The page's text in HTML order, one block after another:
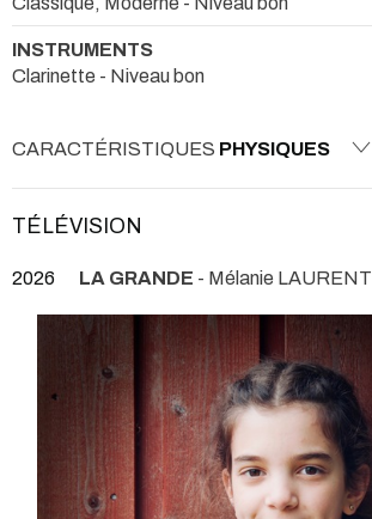
INSTRUMENTS
Clarinette - Niveau bon
CARACTÉRISTIQUES PHYSIQUES
TÉLÉVISION
2026 LA GRANDE - Mélanie LAURENT